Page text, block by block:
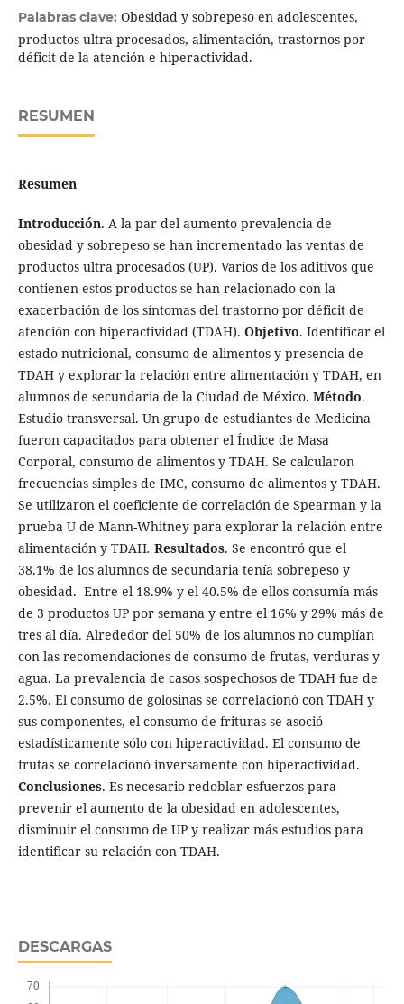
Palabras clave: Obesidad y sobrepeso en adolescentes,
productos ultra procesados, alimentación, trastornos por
déficit de la atención e hiperactividad.
RESUMEN
Resumen
Introducción. A la par del aumento prevalencia de
obesidad y sobrepeso se han incrementado las ventas de
productos ultra procesados (UP). Varios de los aditivos que
contienen estos productos se han relacionado con la
exacerbación de los síntomas del trastorno por déficit de
atención con hiperactividad (TDAH). Objetivo. Identificar el
estado nutricional, consumo de alimentos y presencia de
TDAH y explorar la relación entre alimentación y TDAH, en
alumnos de secundaria de la Ciudad de México. Método.
Estudio transversal. Un grupo de estudiantes de Medicina
fueron capacitados para obtener el Índice de Masa
Corporal, consumo de alimentos y TDAH. Se calcularon
frecuencias simples de IMC, consumo de alimentos y TDAH.
Se utilizaron el coeficiente de correlación de Spearman y la
prueba U de Mann-Whitney para explorar la relación entre
alimentación y TDAH. Resultados. Se encontró que el
38.1% de los alumnos de secundaria tenía sobrepeso y
obesidad. Entre el 18.9% y el 40.5% de ellos consumía más
de 3 productos UP por semana y entre el 16% y 29% más de
tres al día. Alrededor del 50% de los alumnos no cumplían
con las recomendaciones de consumo de frutas, verduras y
agua. La prevalencia de casos sospechosos de TDAH fue de
2.5%. El consumo de golosinas se correlacionó con TDAH y
sus componentes, el consumo de frituras se asoció
estadísticamente sólo con hiperactividad. El consumo de
frutas se correlacionó inversamente con hiperactividad.
Conclusiones. Es necesario redoblar esfuerzos para
prevenir el aumento de la obesidad en adolescentes,
disminuir el consumo de UP y realizar más estudios para
identificar su relación con TDAH.
DESCARGAS